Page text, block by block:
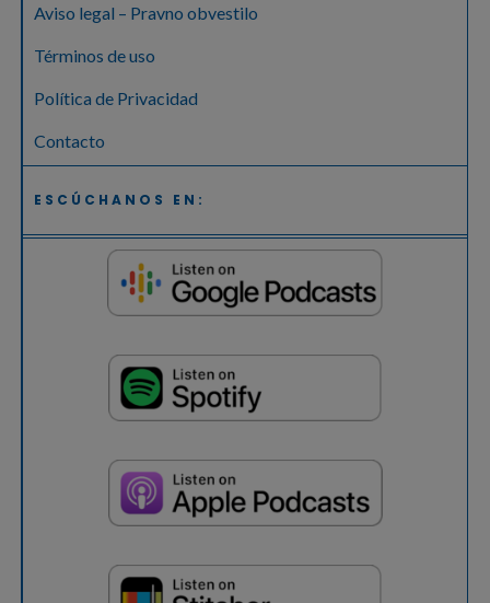
Aviso legal – Pravno obvestilo
Términos de uso
Política de Privacidad
Contacto
ESCÚCHANOS EN: